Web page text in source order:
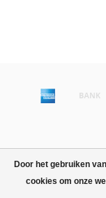
Door het gebruiken
cookies om onze